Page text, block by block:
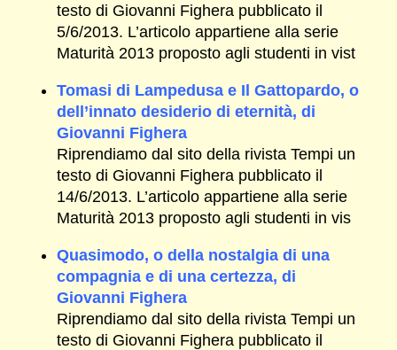
testo di Giovanni Fighera pubblicato il
5/6/2013. L’articolo appartiene alla serie
Maturità 2013 proposto agli studenti in vist
Tomasi di Lampedusa e Il Gattopardo, o
dell’innato desiderio di eternità, di
Giovanni Fighera
Riprendiamo dal sito della rivista Tempi un
testo di Giovanni Fighera pubblicato il
14/6/2013. L’articolo appartiene alla serie
Maturità 2013 proposto agli studenti in vis
Quasimodo, o della nostalgia di una
compagnia e di una certezza, di
Giovanni Fighera
Riprendiamo dal sito della rivista Tempi un
testo di Giovanni Fighera pubblicato il